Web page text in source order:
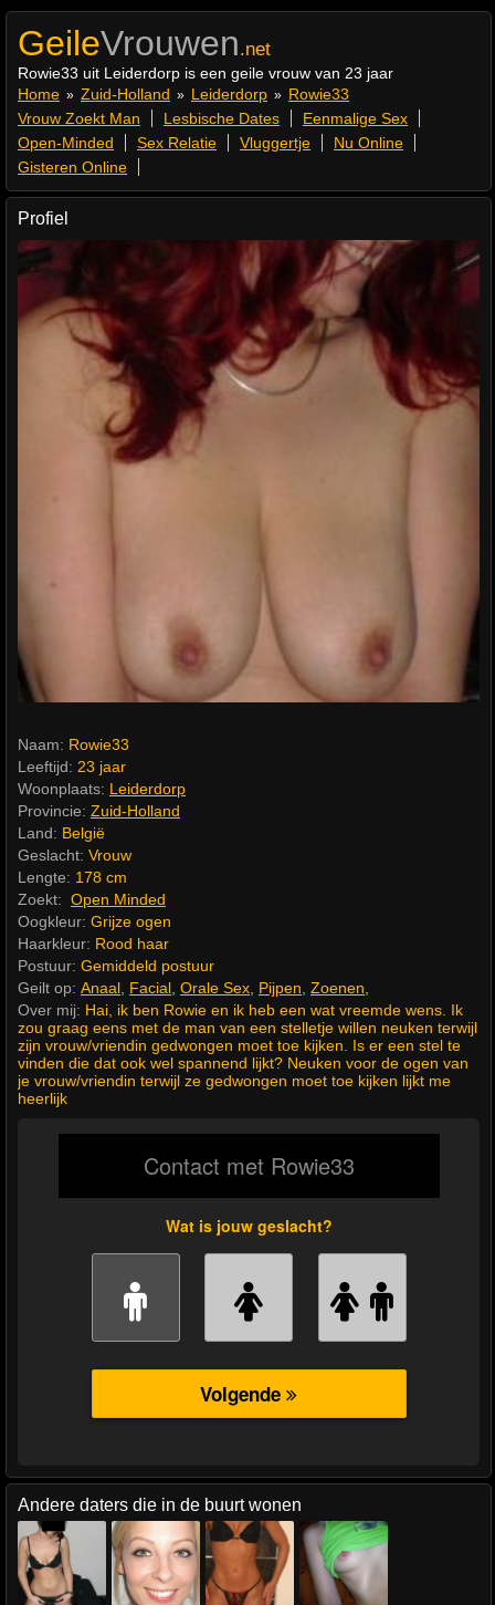
GeileVrouwen.net
Rowie33 uit Leiderdorp is een geile vrouw van 23 jaar
Home » Zuid-Holland » Leiderdorp » Rowie33
Vrouw Zoekt Man
Lesbische Dates
Eenmalige Sex
Open-Minded
Sex Relatie Vluggertje
Nu Online
Gisteren Online
Profiel
Naam: Rowie33
Leeftijd: 23 jaar
Woonplaats: Leiderdorp
Provincie: Zuid-Holland
Land: België
Geslacht: Vrouw
Lengte: 178 cm
Zoekt: Open Minded
Oogkleur: Grijze ogen
Haarkleur: Rood haar
Postuur: Gemiddeld postuur
Geilt op: Anaal Facial Orale Sex Pijpen Zoenen
Over mij: Hai, ik ben Rowie en ik heb een wat vreemde wens. Ik
zou graag eens met de man van een stelletje willen neuken terwijl
zijn vrouw/vriendin gedwongen moet toe kijken. Is er een stel te
vinden die dat ook wel spannend lijkt? Neuken voor de ogen van
je vrouw/vriendin terwijl ze gedwongen moet toe kijken lijkt me
heerlijk
Andere daters die in de buurt wonen